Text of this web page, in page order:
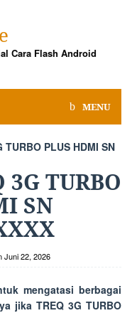
Cara Flash Android
MENU
PLUS HDMI SN
TURBO
SN
Juni 22, 2026
mengatasi berbagai
jika TREQ 3G TURBO